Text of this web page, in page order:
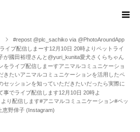
#repost @plc_sachiko via @PhotoAroundApp
イブ配信しまーす 12月10日 20時より ペットライ
が 國田裕理さんと @yuri_kunita 愛犬さくらちゃん
を ライブ配信しまーす️ アニマルコミュニケーショ
きたい アニマルコミュニケーションを活用した ペ
セッションを知っていただきたい だったら 実際に
事で ライブ配信します 12月10日 20時よ
り配信します #アニマルコミュニケーション #ペッ
恵野倖子 (Instagram)